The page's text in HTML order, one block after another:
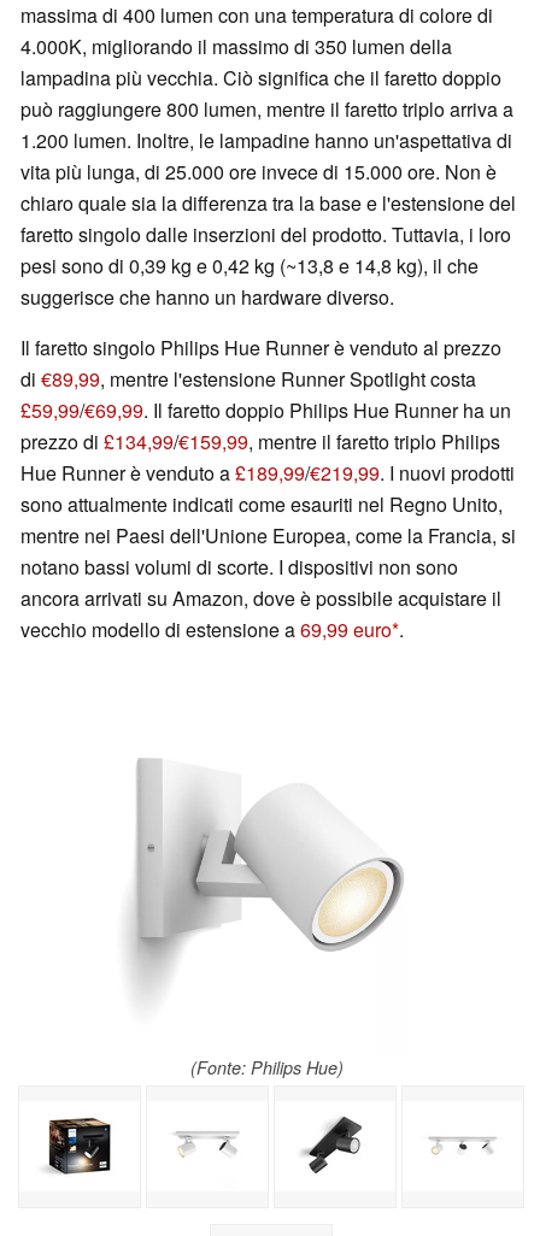
massima di 400 lumen con una temperatura di colore di
4.000K, migliorando il massimo di 350 lumen della
lampadina più vecchia. Ciò significa che il faretto doppio
può raggiungere 800 lumen, mentre il faretto triplo arriva a
1.200 lumen. Inoltre, le lampadine hanno un'aspettativa di
vita più lunga, di 25.000 ore invece di 15.000 ore. Non è
chiaro quale sia la differenza tra la base e l'estensione del
faretto singolo dalle inserzioni del prodotto. Tuttavia, i loro
pesi sono di 0,39 kg e 0,42 kg (~13,8 e 14,8 kg), il che
suggerisce che hanno un hardware diverso.
Il faretto singolo Philips Hue Runner è venduto al prezzo
di €89,99, mentre l'estensione Runner Spotlight costa
£59,99/€69,99. Il faretto doppio Philips Hue Runner ha un
prezzo di £134,99/€159,99, mentre il faretto triplo Philips
Hue Runner è venduto a£189,99/€219,99. I nuovi prodotti
sono attualmente indicati come esauriti nel Regno Unito,
mentre nei Paesi dell'Unione Europea, come la Francia, si
notano bassi volumi di scorte. I dispositivi non sono
ancora arrivati su Amazon, dove è possibile acquistare il
vecchio modello di estensione a69,99 euro .
(Fonte: Philips Hue)